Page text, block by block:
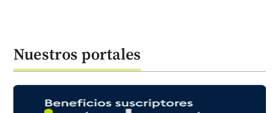
Nuestros portales